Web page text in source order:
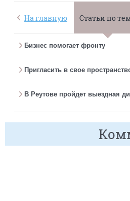
На главную Статьи по
Бизнес помогает фронту
Пригласить в свое
В Реутове пройдет выездная